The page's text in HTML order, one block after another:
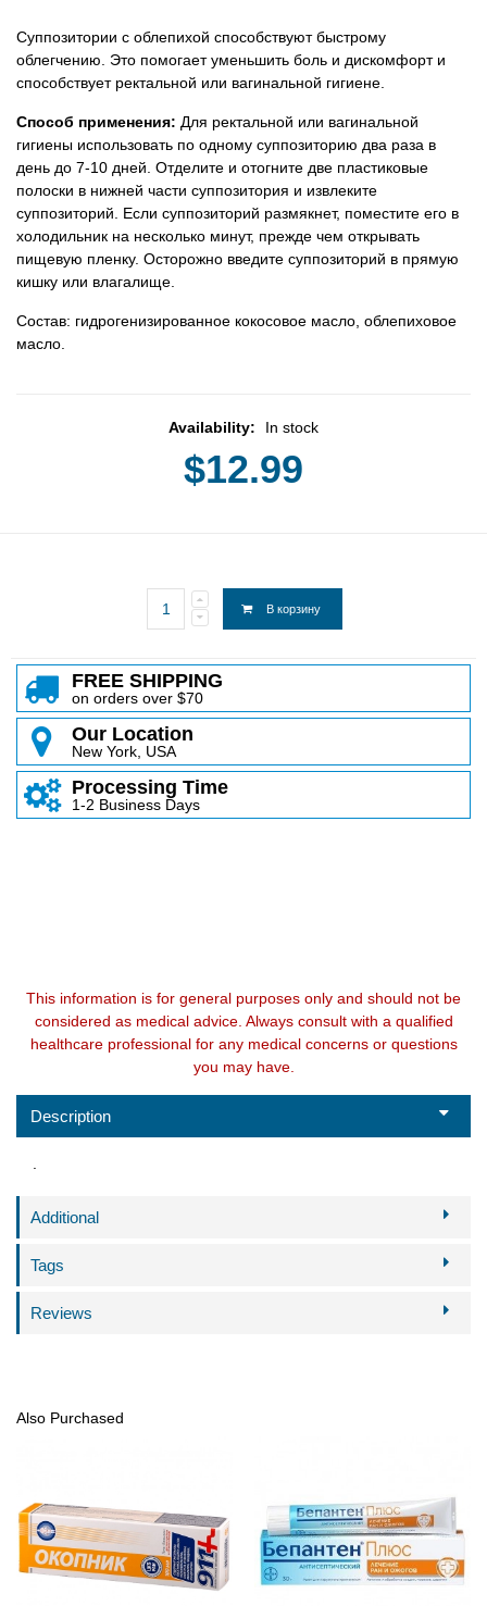
Суппозитории с облепихой способствуют быстрому
облегчению. Это помогает уменьшить боль и дискомфорт и
способствует ректальной или вагинальной гигиене.
Способ применения: Для ректальной или вагинальной
гигиены использовать по одному суппозиторию два раза в
день до 7-10 дней. Отделите и отогните две пластиковые
полоски в нижней части суппозитория и извлеките
суппозиторий. Если суппозиторий размякнет, поместите его в
холодильник на несколько минут, прежде чем открывать
пищевую пленку. Осторожно введите суппозиторий в прямую
кишку или влагалище.
Состав: гидрогенизированное кокосовое масло, облепиховое
масло.
Availability: In stock
$12.99
В корзину
FREE SHIPPING
on orders over $70
Our Location
New York, USA
Processing Time
1-2 Business Days
This information is for general purposes only and should not be
considered as medical advice. Always consult with a qualified
healthcare professional for any medical concerns or questions
you may have.
Description
Additional
Tags
Reviews
Also Purchased